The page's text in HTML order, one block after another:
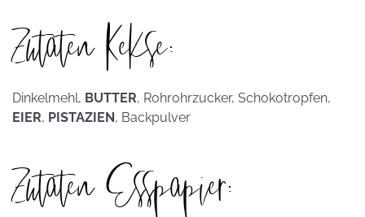
Zutaten Kekse:
Dinkelmehl, BUTTER, Rohrohrzucker, Schokotropfen,
EIER, PISTAZIEN, Backpulver
Zutaten Esspapier: